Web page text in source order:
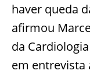
haver queda
afirmou
da
em entrevista